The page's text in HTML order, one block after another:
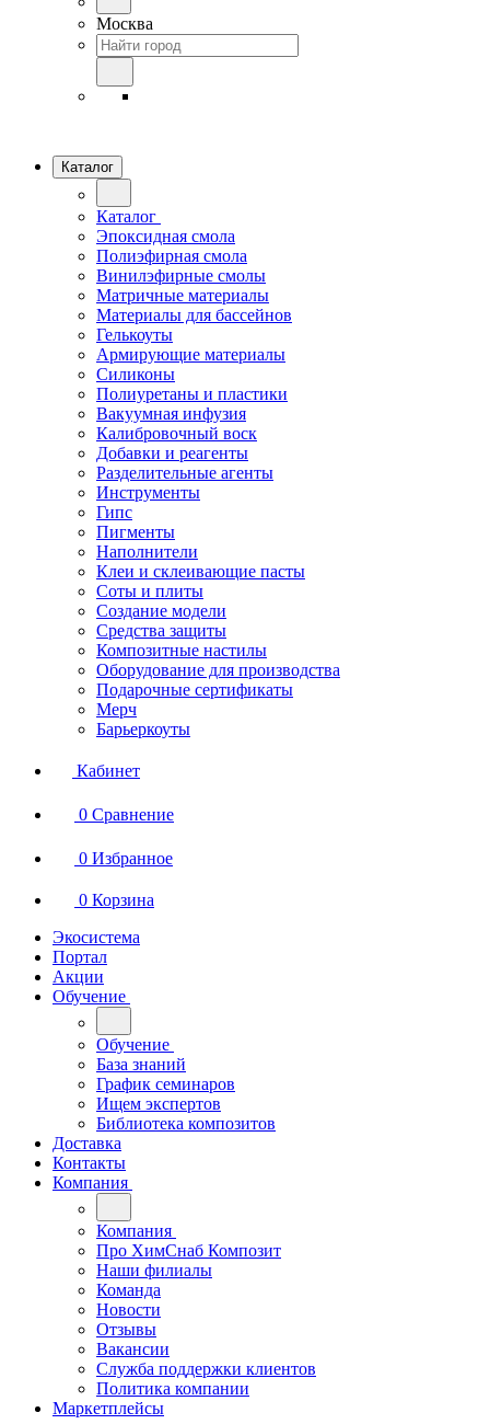
Москва
Каталог
Каталог
Эпоксидная смола
Полиэфирная смола
Винилэфирные смолы
Матричные материалы
Материалы для бассейнов
Гелькоуты
Армирующие материалы
Силиконы
Полиуретаны и пластики
Вакуумная инфузия
Калибровочный воск
Добавки и реагенты
Разделительные агенты
Инструменты
Гипс
Пигменты
Наполнители
Клеи и склеивающие пасты
Соты и плиты
Создание модели
Средства защиты
Композитные настилы
Оборудование для производства
Подарочные сертификаты
Мерч
Барьеркоуты
Кабинет
0 Сравнение
0 Избранное
0 Корзина
Экосистема
Портал
Акции
Обучение
Обучение
База знаний
График семинаров
Ищем экспертов
Библиотека композитов
Доставка
Контакты
Компания
Компания
Про ХимСнаб Композит
Наши филиалы
Команда
Новости
Отзывы
Вакансии
Служба поддержки клиентов
Политика компании
Маркетплейсы